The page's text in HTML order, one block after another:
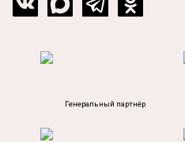
Генеральный партнёр